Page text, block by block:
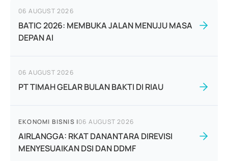
06 AUGUST 2026
BATIC 2026: MEMBUKA JALAN MENUJU MASA
DEPAN AI
06 AUGUST 2026
PT TIMAH GELAR BULAN BAKTI DI RIAU
EKONOMI BISNIS |06 AUGUST 2026
AIRLANGGA: RKAT DANANTARA DIREVISI
MENYESUAIKAN DSI DAN DDMF